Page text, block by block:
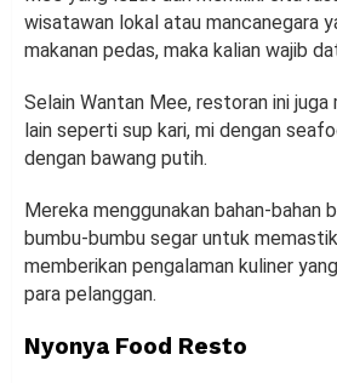
wisatawan lokal atau mancanegara
makanan pedas, maka kalian wajib
Selain Wantan Mee, restoran ini juga
lain seperti sup kari, mi dengan
dengan bawang putih.
Mereka menggunakan bahan-bahan
bumbu-bumbu segar untuk
memberikan pengalaman kuliner
para pelanggan.
Nyonya Food Resto